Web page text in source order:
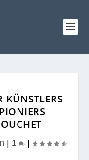
KÜNSTLERS
1 |